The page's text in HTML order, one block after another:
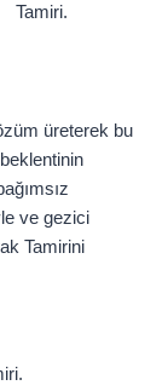
Tamiri.
üreterek bu
ve gezici
Tamirini